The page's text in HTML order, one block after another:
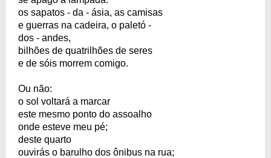
os sapatos - da - ásia, as camisas
e guerras na cadeira, o paletó -
dos - andes,
bilhões de quatrilhões de seres
e de sóis morrem comigo.
Ou não:
o sol voltará a marcar
este mesmo ponto do assoalho
onde esteve meu pé;
deste quarto
ouvirás o barulho dos ônibus na rua;